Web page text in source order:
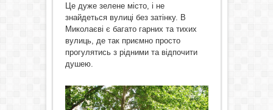
Це дуже зелене місто, і не
знайдеться вулиці без затінку. В
Миколаєві є багато гарних та тихих
вулиць, де так приємно просто
прогулятись з рідними та відпочити
душею.